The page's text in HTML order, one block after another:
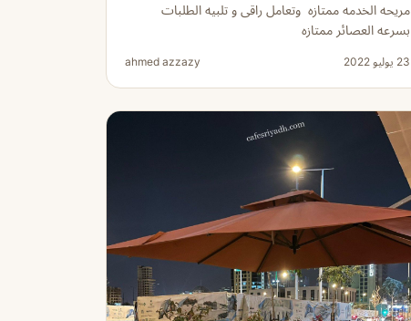
مريحه الخدمه ممتازه وتعامل راقى و تلبيه الطلبات
بسرعه العصائر ممتازه
23 يوليو 2022 ahmed azzazy